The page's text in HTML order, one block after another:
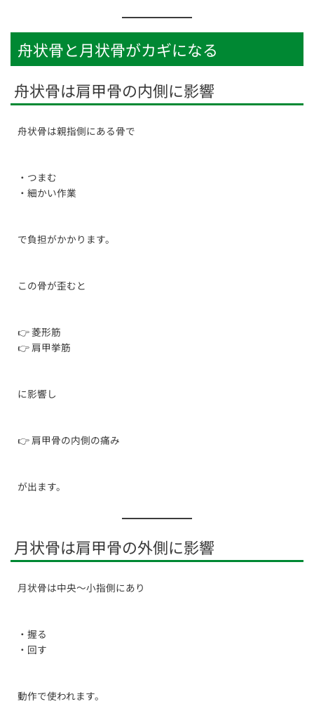
舟状骨と月状骨がカギになる
舟状骨は肩甲骨の内側に影響
舟状骨は親指側にある骨で
・つまむ
・細かい作業
で負担がかかります。
この骨が歪むと
👉 菱形筋
👉 肩甲挙筋
に影響し
👉 肩甲骨の内側の痛み
が出ます。
月状骨は肩甲骨の外側に影響
月状骨は中央〜小指側にあり
・握る
・回す
動作で使われます。